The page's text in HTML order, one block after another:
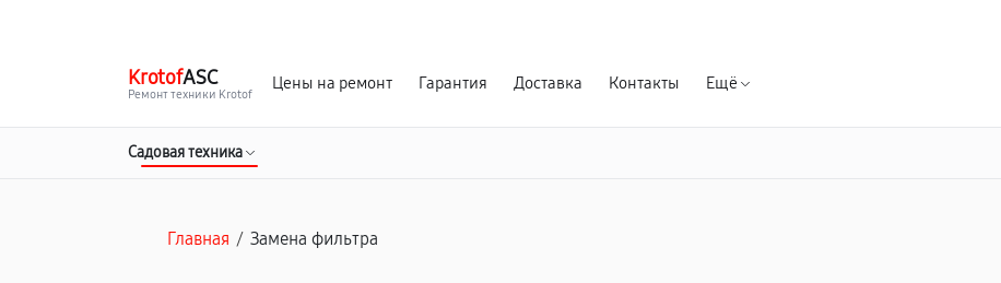
KrotofASC
Ремонт техники Krotof
Цены на ремонт Гарантия Доставка Контакты Ещё
Садовая техника
Главная / Замена фильтра